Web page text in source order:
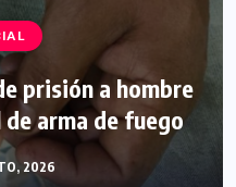
prisión a hombre
arma de fuego
2026